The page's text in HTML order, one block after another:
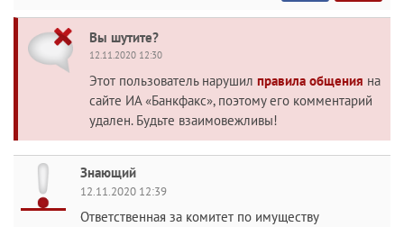
Вы шутите?
12.11.2020 12:30
Этот пользователь нарушил правила общения на
сайте ИА «Банкфакс», поэтому его комментарий
удален. Будьте взаимовежливы!
Знающий
12.11.2020 12:39
Ответственная за комитет по имуществу